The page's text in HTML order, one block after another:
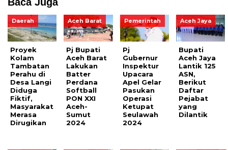
Daerah
Proyek
Kolam
Tambatan
Perahu di
Desa Langi
Diduga
Fiktif,
Masyarakat
Merasa
Dirugikan
Aceh Barat
Pj Bupati
Aceh Barat
Lakukan
Batter
Perdana
Softball
PON XXI
Aceh-
Sumut
2024
Pemerintah
Pj
Gubernur
Inspektur
Upacara
Apel Gelar
Pasukan
Operasi
Ketupat
Seulawah
2024
Aceh Jaya
Bupati
Aceh Jaya
Lantik 125
ASN,
Berikut
Daftar
Pejabat
yang
Dilantik